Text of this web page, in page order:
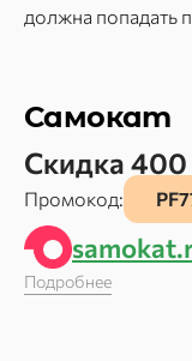
должна попадать
Самокат
Скидка 400
Промокод:
Подробнее